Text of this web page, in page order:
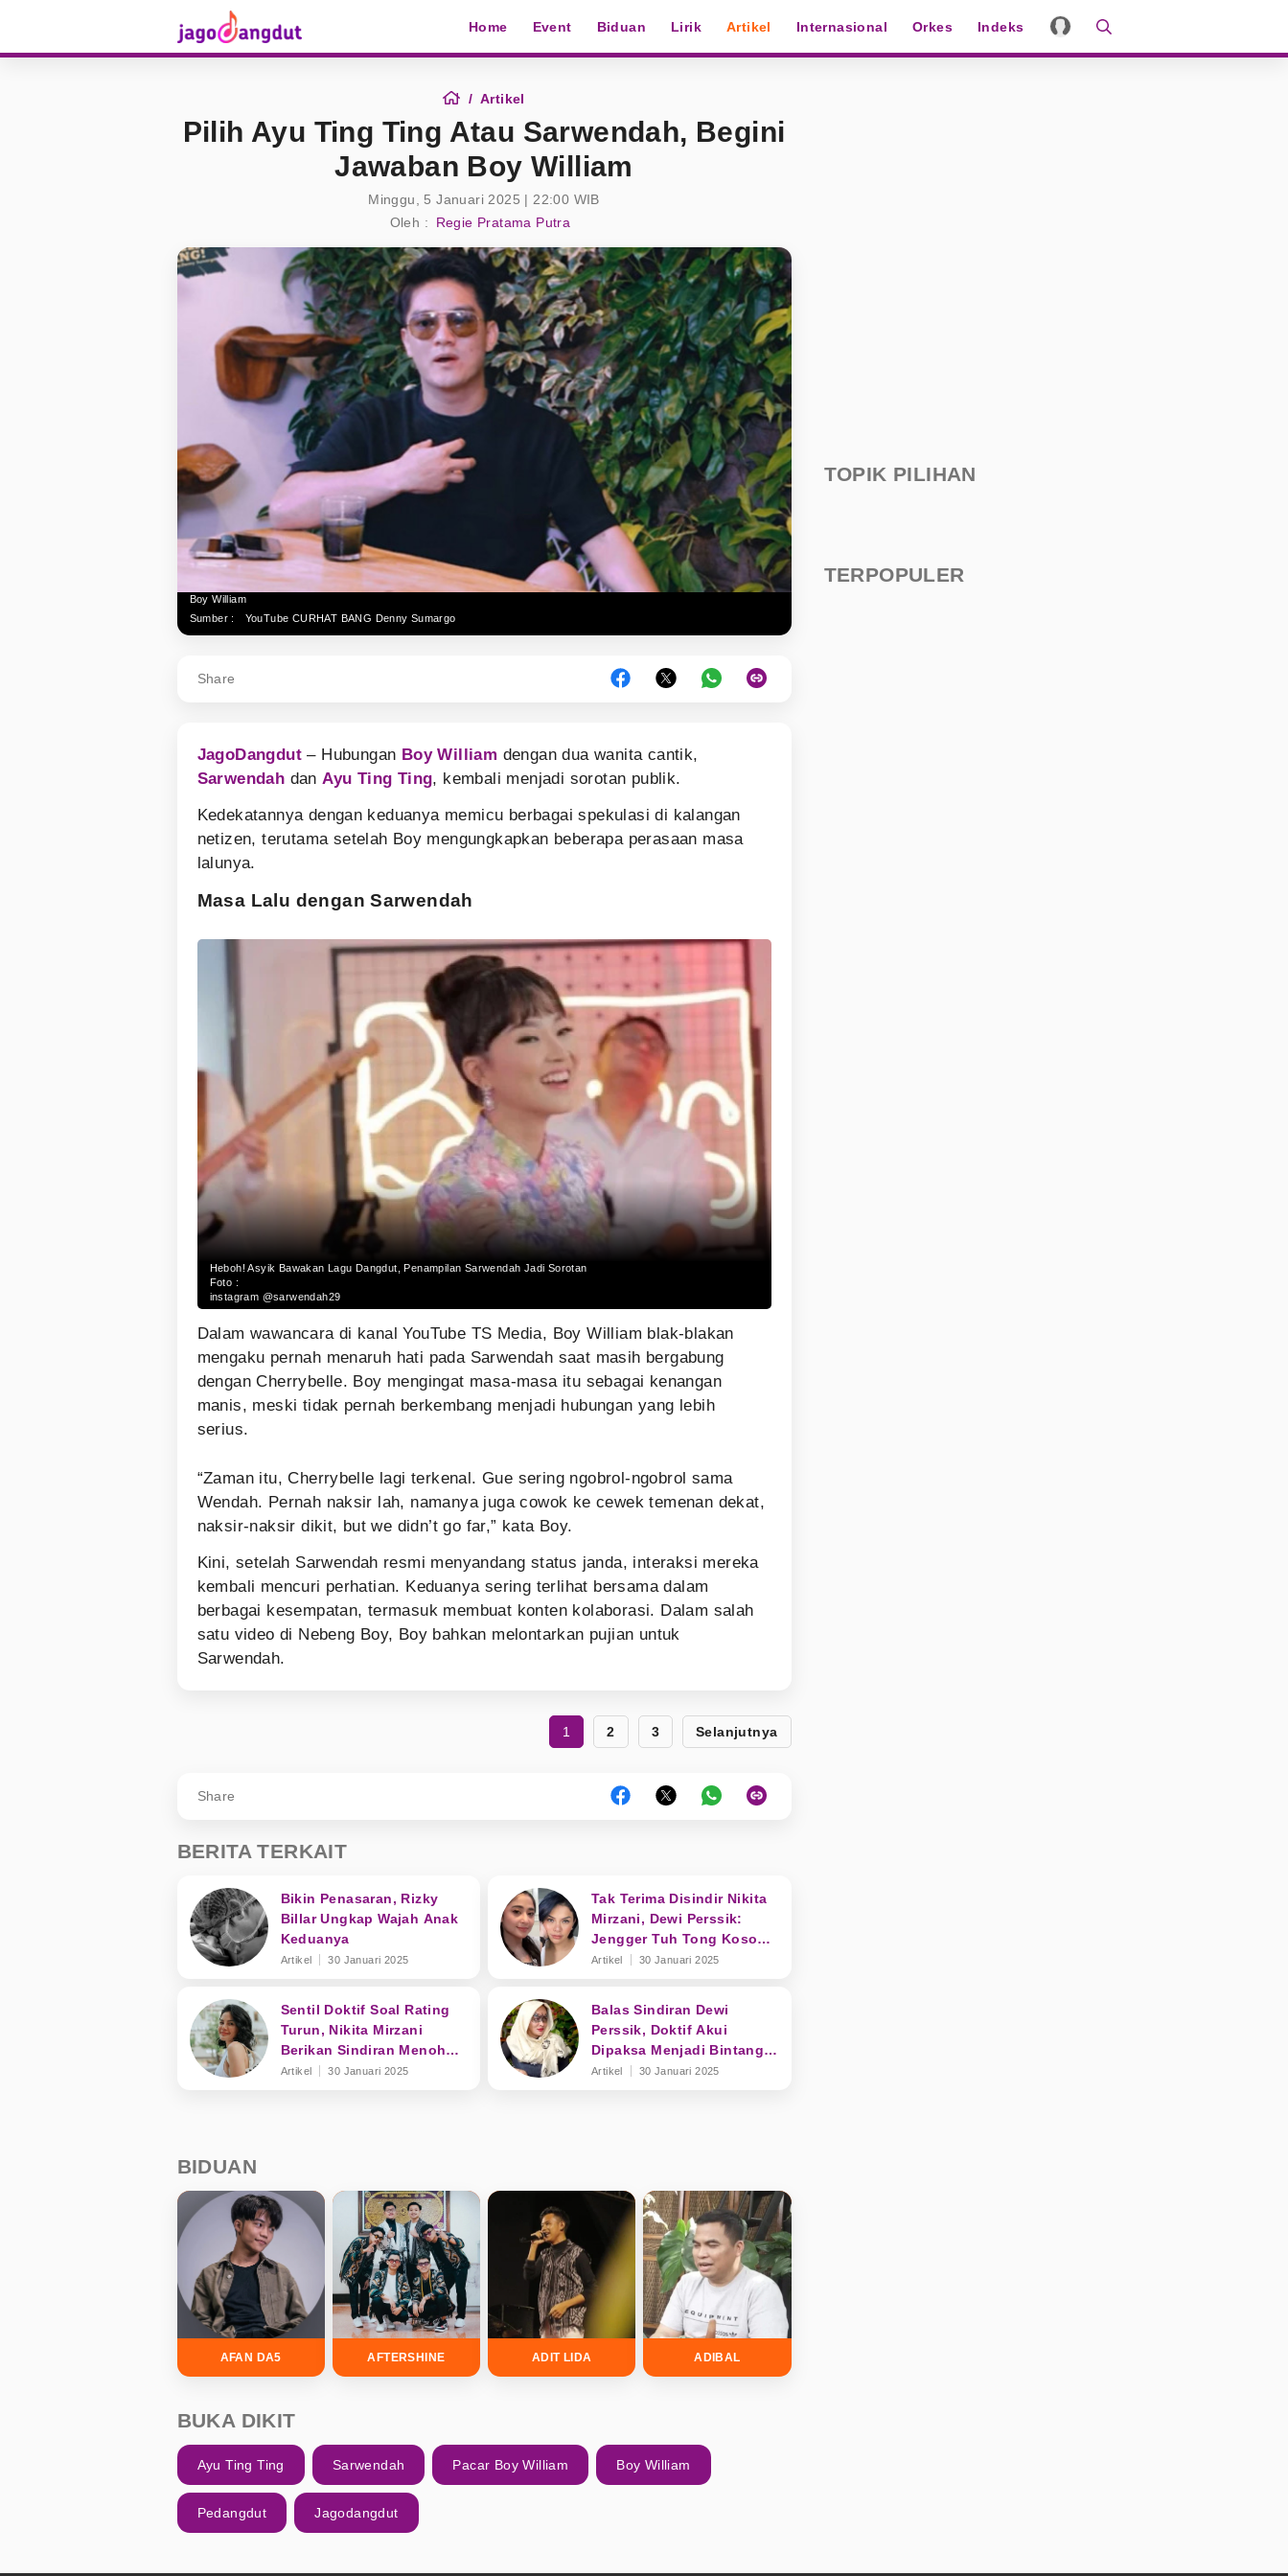
Home Event Biduan Lirik Artikel Internasional Orkes Indeks
Artikel
Pilih Ayu Ting Ting Atau Sarwendah, Begini
Jawaban Boy William
Minggu, 5 Januari 2025 | 22:00 WIB
Oleh :
Regie Pratama Putra
Boy William
Sumber :
YouTube CURHAT BANG Denny Sumargo
Share
JagoDangdut – Hubungan Boy William dengan dua wanita cantik,
Sarwendah dan Ayu Ting Ting, kembali menjadi sorotan publik.
Kedekatannya dengan keduanya memicu berbagai spekulasi di kalangan
netizen, terutama setelah Boy mengungkapkan beberapa perasaan masa
lalunya.
Masa Lalu dengan Sarwendah
Heboh! Asyik Bawakan Lagu Dangdut, Penampilan Sarwendah Jadi Sorotan
Foto :
instagram @sarwendah29
Dalam wawancara di kanal YouTube TS Media, Boy William blak-blakan
mengaku pernah menaruh hati pada Sarwendah saat masih bergabung
dengan Cherrybelle. Boy mengingat masa-masa itu sebagai kenangan
manis, meski tidak pernah berkembang menjadi hubungan yang lebih
serius.
“Zaman itu, Cherrybelle lagi terkenal. Gue sering ngobrol-ngobrol sama
Wendah. Pernah naksir lah, namanya juga cowok ke cewek temenan dekat,
naksir-naksir dikit, but we didn’t go far,” kata Boy.
Kini, setelah Sarwendah resmi menyandang status janda, interaksi mereka
kembali mencuri perhatian. Keduanya sering terlihat bersama dalam
berbagai kesempatan, termasuk membuat konten kolaborasi. Dalam salah
satu video di Nebeng Boy, Boy bahkan melontarkan pujian untuk
Sarwendah.
1 2 3 Selanjutnya
Share
BERITA TERKAIT
Bikin Penasaran, Rizky
Billar Ungkap Wajah Anak
Keduanya
Artikel 30 Januari 2025
Tak Terima Disindir Nikita
Mirzani, Dewi Perssik:
Jengger Tuh Tong Kosong
Nyaring Bunyinya
Artikel 30 Januari 2025
Sentil Doktif Soal Rating
Turun, Nikita Mirzani
Berikan Sindiran Menohok
ke Dewi Perssik
Artikel 30 Januari 2025
Balas Sindiran Dewi
Perssik, Doktif Akui
Dipaksa Menjadi Bintang
Tamu Hingga Keluhkan
Artikel 30 Januari 2025
BIDUAN
AFAN DA5 AFTERSHINE ADIT LIDA ADIBAL
BUKA DIKIT
Ayu Ting Ting Sarwendah Pacar Boy William Boy William
Pedangdut Jagodangdut
TOPIK PILIHAN
TERPOPULER